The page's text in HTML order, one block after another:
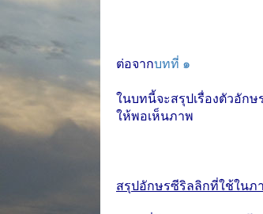
ต่อจากบทที่ ๑
ในบทนี้จะสรุปเรื่องตัวอัก
ให้พอเห็นภาพ
สรุปอักษรซีริลลิกที่ใช้ในภ